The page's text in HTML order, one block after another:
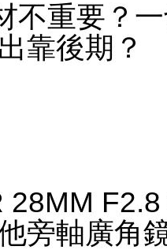
不重要？
靠後期？
28MM
旁軸廣角